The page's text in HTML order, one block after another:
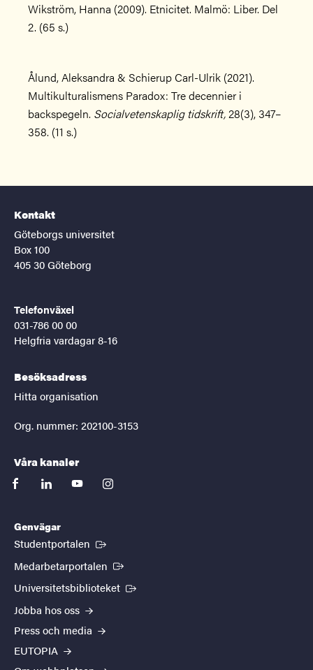
Wikström, Hanna (2009). Etnicitet. Malmö: Liber. Del
2. (65 s.)
Ålund, Aleksandra & Schierup Carl-Ulrik (2021).
Multikulturalismens Paradox: Tre decennier i
backspegeln. Socialvetenskaplig tidskrift,28(3), 347–
358. (11 s.)
Kontakt
Göteborgs universitet
Box 100
405 30 Göteborg
Telefonväxel
031-786 00 00
Helgfria vardagar 8-16
Besöksadress
Hitta organisation
Org. nummer: 202100-3153
Våra kanaler
facebooklinkedinyoutubeinstagram
Genvägar
Studentportalen (Extern länk)
Medarbetarportalen (Extern länk)
Universitetsbiblioteket (Extern länk)
Jobba hos oss
Press och media
EUTOPIA